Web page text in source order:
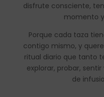
disfrute consciente,
momento
Porque cada taza
contigo mismo, y
ritual diario que tanto
explorar, probar,
de